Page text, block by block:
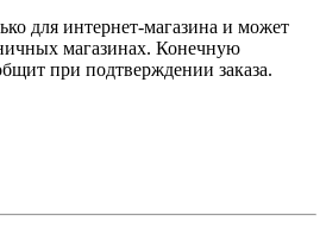
для интернет-магазина и может
магазинах. Конечную
при подтверждении заказа.